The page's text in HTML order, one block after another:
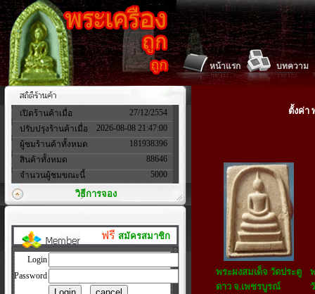
หน้าแรก บทความ
เปิดร้านค้าเมื่อ
27/12/2554
ปรับปรุงร้านค้าเมื่อ
2026-08-08 21:47:00
ผู้ชมร้านค้าทั้งหมด
181938396
สินค้าทั้งหมด
88646
จำนวนผู้ชมขณะนี้
5000
วิธีการจอง
ฟรี สมัครสมาชิก
Login
Password
ตั้งค่า
พระผงสมเด็จ วัดประตู
ดาว จ.เพชรบูรณ์